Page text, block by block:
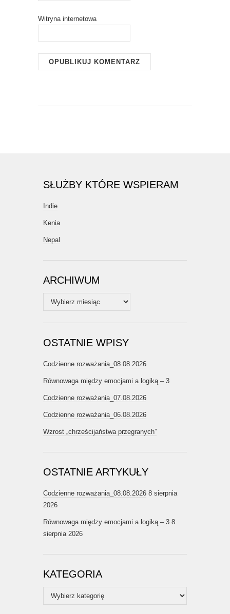
Witryna internetowa
SŁUŻBY KTÓRE WSPIERAM
Indie
Kenia
Nepal
ARCHIWUM
Archiwum
OSTATNIE WPISY
Codzienne rozważania_08.08.2026
Równowaga między emocjami a logiką – 3
Codzienne rozważania_07.08.2026
Codzienne rozważania_06.08.2026
Wzrost „chrześcijaństwa przegranych”
OSTATNIE ARTYKUŁY
Codzienne rozważania_08.08.2026 8 sierpnia
2026
Równowaga między emocjami a logiką – 3 8
sierpnia 2026
KATEGORIA
Kategoria